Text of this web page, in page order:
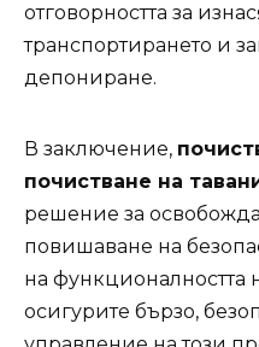
отговорността за
транспортирането и
депониране.
В заключение,
почистване на
решение за
повишаване на
на функционалността
осигурите бързо,